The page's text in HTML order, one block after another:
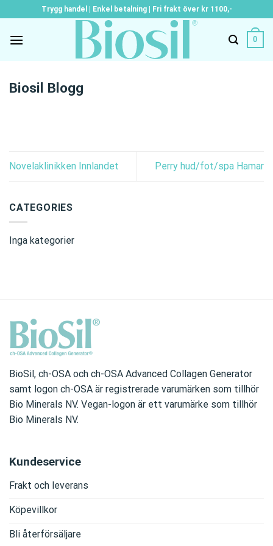
to
content
Trygg handel | Enkel betalning | Fri frakt över kr 1100,-
0
Biosil Blogg
Novelaklinikken Innlandet Perry hud/fot/spa Hamar
CATEGORIES
Inga kategorier
BioSil, ch-OSA och ch-OSA Advanced Collagen Generator
samt logon ch-OSA är registrerade varumärken som tillhör
Bio Minerals NV. Vegan-logon är ett varumärke som tillhör
Bio Minerals NV.
Kundeservice
Frakt och leverans
Köpevillkor
Bli återförsäljare